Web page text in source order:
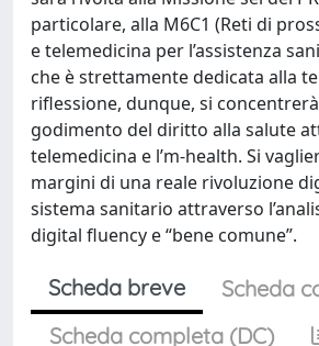
particolare, alla M6C1 (Reti di
e telemedicina per l’assistenza
che è strettamente dedicata alla
riflessione, dunque, si
godimento del diritto alla salute
telemedicina e l’m-health. Si
margini di una reale rivoluzione
sistema sanitario attraverso
digital fluency e “bene comune”.
Scheda breve
Scheda
Scheda completa (DC)